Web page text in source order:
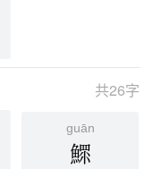
共26字
guān
鰥